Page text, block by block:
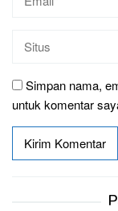
Simpan nama,
untuk komentar